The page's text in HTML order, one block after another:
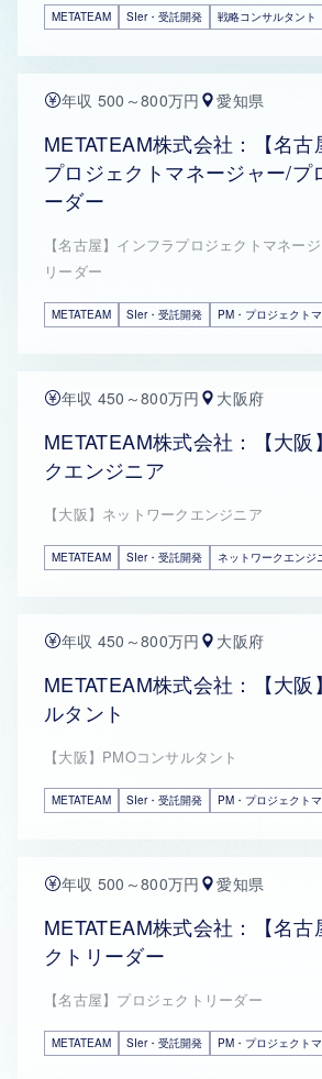
METATEAM SIer・受託開発 戦略コンサルタント
年収 500～800万円 愛知県
METATEAM株式会社：【名古
プロジェクトマネージャー/プ
ーダー
【名古屋】インフラプロジェクトマネー
リーダー
METATEAM SIer・受託開発 PM・プロジェクト
年収 450～800万円 大阪府
METATEAM株式会社：【大
クエンジニア
【大阪】ネットワークエンジニア
METATEAM SIer・受託開発 ネットワークエンジ
年収 450～800万円 大阪府
METATEAM株式会社：【大
ルタント
【大阪】PMOコンサルタント
METATEAM SIer・受託開発 PM・プロジェクト
年収 500～800万円 愛知県
METATEAM株式会社：【名古
クトリーダー
【名古屋】プロジェクトリーダー
METATEAM SIer・受託開発 PM・プロジェクト